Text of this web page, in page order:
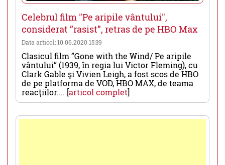
Celebrul film "Pe aripile vântului",
considerat ”rasist”, retras de pe HBO Max
Data articol: 10.06.2020 15:39
Clasicul film ”Gone with the Wind/ Pe aripile
vântului” (1939, în regia lui Victor Fleming), cu
Clark Gable şi Vivien Leigh, a fost scos de HBO
de pe platforma de VOD, HBO MAX, de teama
reacţiilor.... [articol complet]